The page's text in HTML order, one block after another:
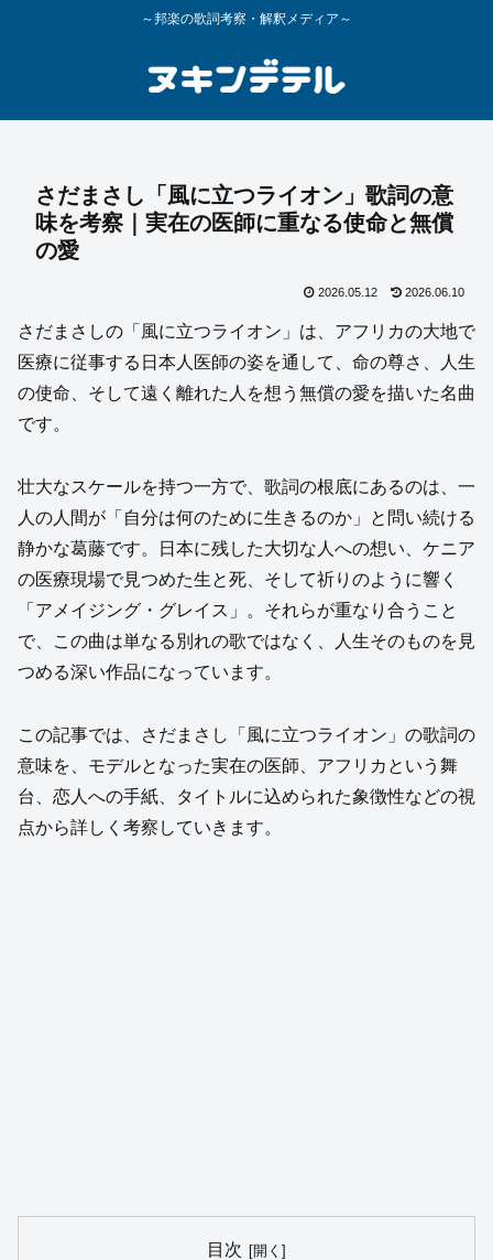
～邦楽の歌詞考察・解釈メディア～
さだまさし「風に立つライオン」歌詞の意
味を考察｜実在の医師に重なる使命と無償
の愛
2026.05.12 2026.06.10
さだまさしの「風に立つライオン」は、アフリカの大地で
医療に従事する日本人医師の姿を通して、命の尊さ、人生
の使命、そして遠く離れた人を想う無償の愛を描いた名曲
です。
壮大なスケールを持つ一方で、歌詞の根底にあるのは、一
人の人間が「自分は何のために生きるのか」と問い続ける
静かな葛藤です。日本に残した大切な人への想い、ケニア
の医療現場で見つめた生と死、そして祈りのように響く
「アメイジング・グレイス」。それらが重なり合うこと
で、この曲は単なる別れの歌ではなく、人生そのものを見
つめる深い作品になっています。
この記事では、さだまさし「風に立つライオン」の歌詞の
意味を、モデルとなった実在の医師、アフリカという舞
台、恋人への手紙、タイトルに込められた象徴性などの視
点から詳しく考察していきます。
目次